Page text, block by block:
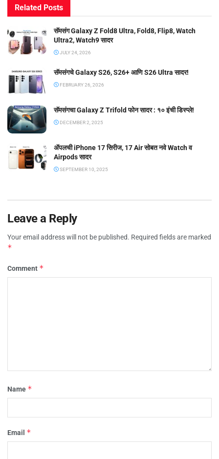
Related Posts
सॅमसंग Galaxy Z Fold8 Ultra, Fold8, Flip8, Watch
Ultra2, Watch9 सादर
JULY 24, 2026
सॅमसंगचे Galaxy S26, S26+ आणि S26 Ultra सादर!
FEBRUARY 26, 2026
सॅमसंगचा Galaxy Z Trifold फोन सादर : १० इंची डिस्प्ले!
DECEMBER 2, 2025
ॲपलची iPhone 17 सिरीज, 17 Air सोबत नवे Watch व
Airpods सादर
SEPTEMBER 10, 2025
Leave a Reply
Your email address will not be published. Required fields are marked
*
Comment *
Name *
Email *